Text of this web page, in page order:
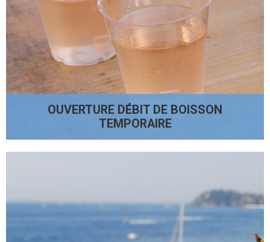
OUVERTURE DÉBIT DE BOISSON
TEMPORAIRE